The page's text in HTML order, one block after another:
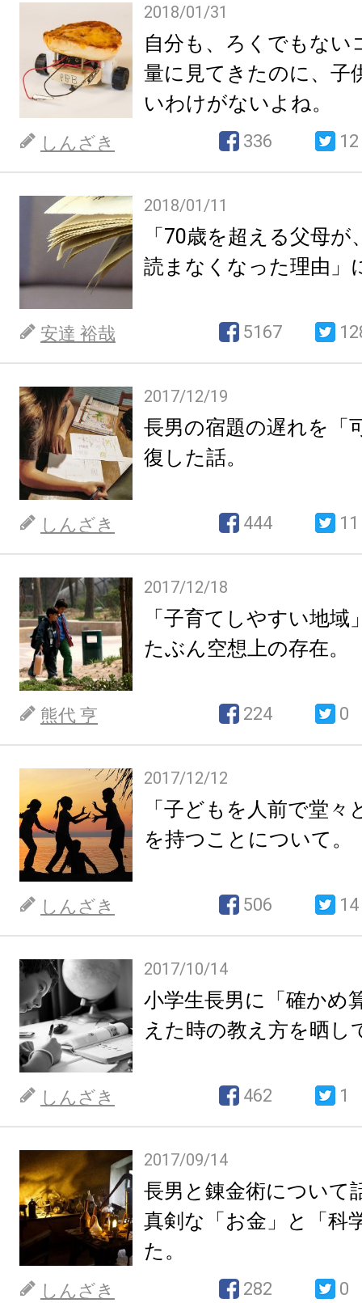
2018/01/31
自分も、ろくでもない
量に見てきたのに、子
いわけがないよね。
しんざき 336 12
2018/01/11
「70歳を超える父母
読まなくなった理由」
安達 裕哉 5167
2017/12/19
長男の宿題の遅れを「
復した話。
しんざき 444 11
2017/12/18
「子育てしやすい地
たぶん空想上の存在。
熊代 亨 224 0
2017/12/12
「子どもを人前で堂々
を持つことについて。
しんざき 506 14
2017/10/14
小学生長男に「確かめ
えた時の教え方を晒し
しんざき 462 1
2017/09/14
長男と錬金術について
真剣な「お金」と「科
た。
しんざき 282 0